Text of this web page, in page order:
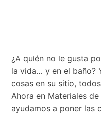
¿A quién no le gusta
la vida… y en el baño?
cosas en su sitio,
Ahora en Materiales
ayudamos a poner las